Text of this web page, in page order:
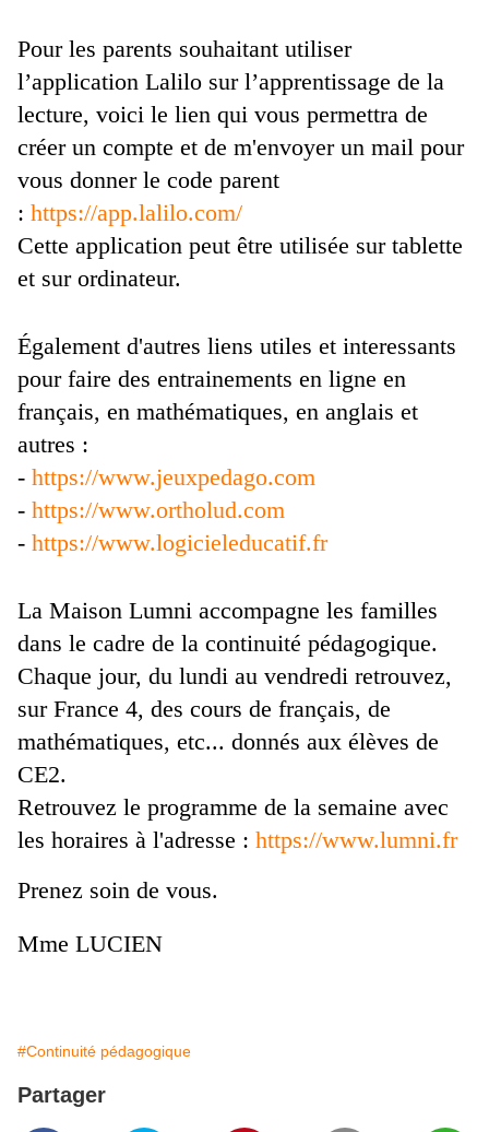
Pour les parents souhaitant utiliser
l’application Lalilo sur l’apprentissage de la
lecture, voici le lien qui vous permettra de
créer un compte et de m'envoyer un mail pour
vous donner le code parent
: https://app.lalilo.com/
Cette application peut être utilisée sur tablette
et sur ordinateur.
Également d'autres liens utiles et interessants
pour faire des entrainements en ligne en
français, en mathématiques, en anglais et
autres :
- https://www.jeuxpedago.com
- https://www.ortholud.com
- https://www.logicieleducatif.fr
La Maison Lumni accompagne les familles
dans le cadre de la continuité pédagogique.
Chaque jour, du lundi au vendredi retrouvez,
sur France 4, des cours de français, de
mathématiques, etc... donnés aux élèves de
CE2.
Retrouvez le programme de la semaine avec
les horaires à l'adresse : https://www.lumni.fr
Prenez soin de vous.
Mme LUCIEN
#Continuité pédagogique
Partager